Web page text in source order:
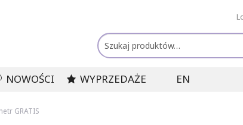
Szukaj:
NOWOŚCI WYPRZEDAŻE EN
GRATIS